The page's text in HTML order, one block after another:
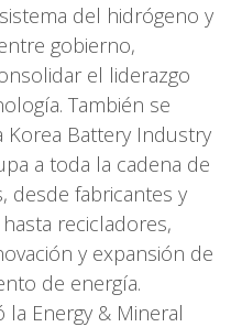
del hidrógeno y
gobierno,
el liderazgo
También se
Battery Industry
a toda la cadena de
desde fabricantes y
recicladores,
y expansión de
de energía.
la Energy & Mineral